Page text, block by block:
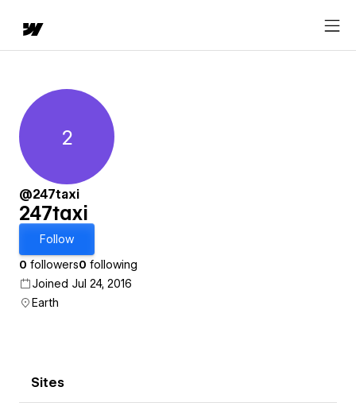
247taxi
2
@247taxi
247taxi
Follow
0 followers0 following
Joined Jul 24, 2016
Earth
Sites